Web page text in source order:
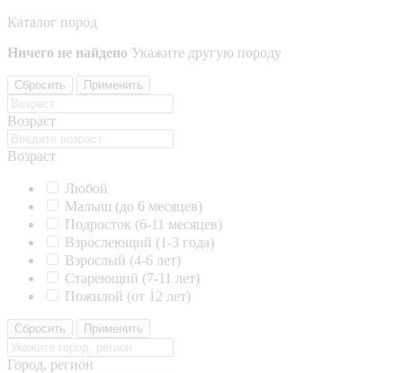
Каталог пород
Ничего не найдено Укажите другую породу
Сбросить Применить
Возраст
Возраст
Любой
Малыш (до 6 месяцев)
Подросток (6-11 месяцев)
Взрослеющий (1-3 года)
Взрослый (4-6 лет)
Стареющий (7-11 лет)
Пожилой (от 12 лет)
Сбросить Применить
Город, регион